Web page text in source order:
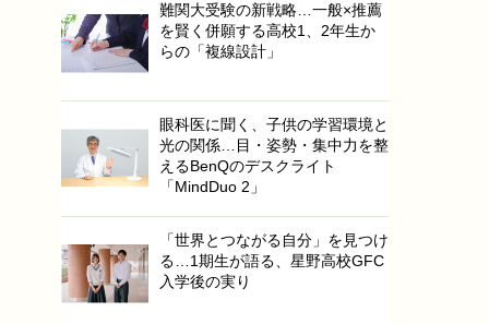
難関大受験の新戦略…一般×推薦
を賢く併願する高校1、2年生か
らの「複線設計」
眼科医に聞く、子供の学習環境と
光の関係…目・姿勢・集中力を整
えるBenQのデスクライト
「MindDuo 2」
「世界とつながる自分」を見つけ
る…1期生が語る、星野高校GFC
入学後の実り